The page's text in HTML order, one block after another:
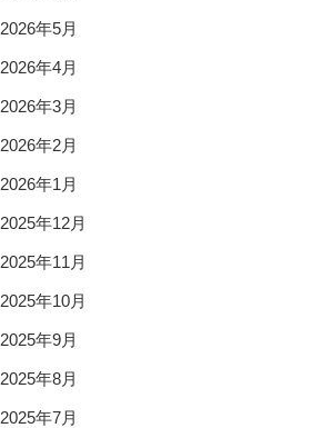
2026年5月
2026年4月
2026年3月
2026年2月
2026年1月
2025年12月
2025年11月
2025年10月
2025年9月
2025年8月
2025年7月